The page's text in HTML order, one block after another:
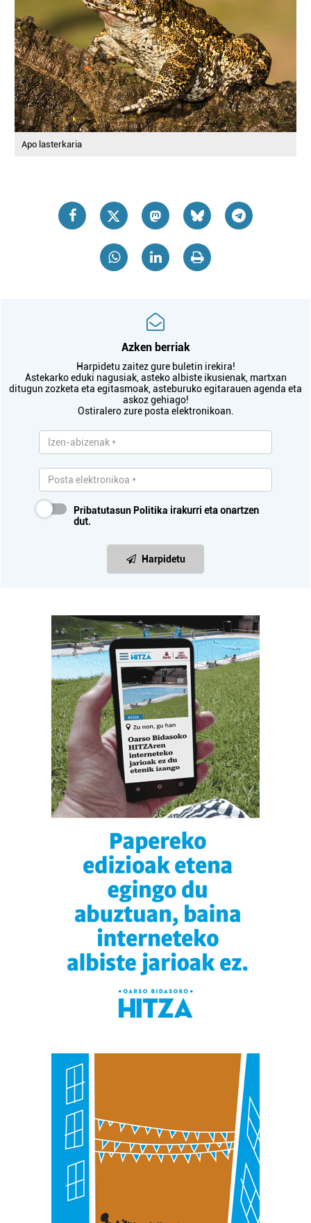
Apo lasterkaria
Azken berriak
Harpidetu zaitez gure buletin irekira!
Astekarko eduki nagusiak, asteko albiste ikusienak, martxan
ditugun zozketa eta egitasmoak, asteburuko egitarauen agenda eta
askoz gehiago!
Ostiralero zure posta elektronikoan.
Pribatutasun Politika irakurri eta onartzen
dut.
Harpidetu